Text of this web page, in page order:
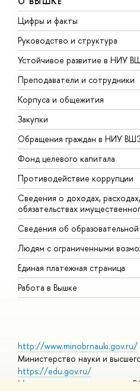
Цифры и факты
Руководство и структура
Устойчивое развитие в НИУ
Преподаватели и сотрудники
Корпуса и общежития
Закупки
Обращения граждан в НИУ
Фонд целевого капитала
Противодействие коррупции
Сведения о доходах,
обязательствах
Сведения об образовательной
Людям с ограниченными
Единая платежная страница
Работа в Вышке
http://www.minobrnauki.gov.ru/
Министерство науки и
https://edu.gov.ru/
Министерство просвещения